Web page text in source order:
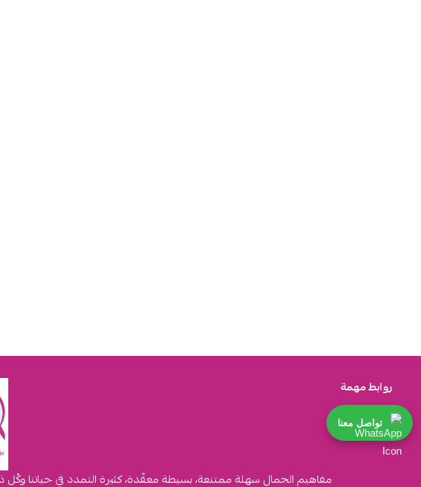
روابط مهمة
مفاهيم الجمال سهلة ممتنعة، بسيطة معقّدة، كثيرة التمدد في حياتنا وكُل
تواصل معنا